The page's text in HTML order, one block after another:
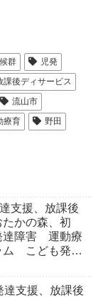
群
児発
課後ディサービス
流山市
療育
野田
支援、放課後
かの森、初
達障害 運動療
ム こども発達
デイ 自閉
達支援、放課後